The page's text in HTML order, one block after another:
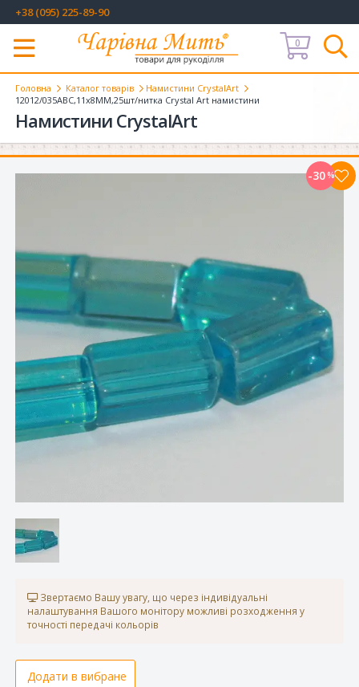
+38 (095) 225-89-90
Меню
0
Головна Каталог товарів
Намистини CrystalArt
12012/035АВC,11х8MM,25шт/нитка Crystal Art намистини
Намистини CrystalArt
Звертаємо Вашу увагу, що через індивідуальні
налаштування Вашого монітору можливі розходження у
точності передачі кольорів
Додати в вибране
-30%